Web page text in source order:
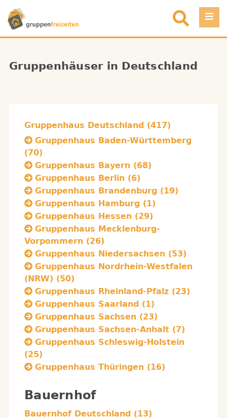
Direkt zum Inhalt
Favoriten
Objekt eintragen
Gruppenhäuser in Deutschland
Gruppenhaus Deutschland (417)
Gruppenhaus Baden-Württemberg
(70)
Gruppenhaus Bayern (68)
Gruppenhaus Berlin (6)
Gruppenhaus Brandenburg (19)
Gruppenhaus Hamburg (1)
Gruppenhaus Hessen (29)
Gruppenhaus Mecklenburg-
Vorpommern (26)
Gruppenhaus Niedersachsen (53)
Gruppenhaus Nordrhein-Westfalen
(NRW) (50)
Gruppenhaus Rheinland-Pfalz (23)
Gruppenhaus Saarland (1)
Gruppenhaus Sachsen (23)
Gruppenhaus Sachsen-Anhalt (7)
Gruppenhaus Schleswig-Holstein
(25)
Gruppenhaus Thüringen (16)
Bauernhof
Bauernhof Deutschland (13)